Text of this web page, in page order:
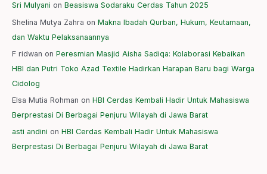
Sri Mulyani on Beasiswa Sodaraku Cerdas Tahun 2025
Shelina Mutya Zahra on Makna Ibadah Qurban, Hukum, Keutamaan,
dan Waktu Pelaksanaannya
F ridwan on Peresmian Masjid Aisha Sadiqa: Kolaborasi Kebaikan
HBI dan Putri Toko Azad Textile Hadirkan Harapan Baru bagi Warga
Cidolog
Elsa Mutia Rohman on HBI Cerdas Kembali Hadir Untuk Mahasiswa
Berprestasi Di Berbagai Penjuru Wilayah di Jawa Barat
asti andini on HBI Cerdas Kembali Hadir Untuk Mahasiswa
Berprestasi Di Berbagai Penjuru Wilayah di Jawa Barat